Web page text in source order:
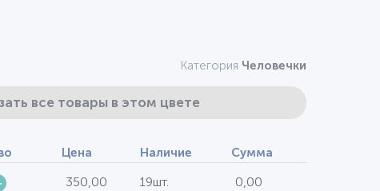
Категория Человечки
все товары в этом цвете
Цена Наличие Сумма
350,00 19шт. 0,00